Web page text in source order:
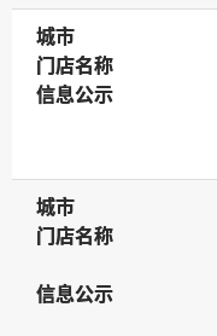
城市
城市
门店名称
门店名称
信息公示
信息公示
城市
城市
门店名称
门店名称
信息公示
信息公示